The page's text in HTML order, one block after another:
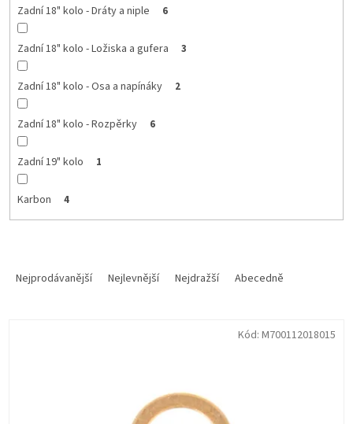
Zadní 18" kolo - Dráty a niple 6
Zadní 18" kolo - Ložiska a gufera 3
Zadní 18" kolo - Osa a napínáky 2
Zadní 18" kolo - Rozpěrky 6
Zadní 19" kolo 1
Karbon 4
Nejprodávanější Nejlevnější Nejdražší Abecedně
Kód: M700112018015